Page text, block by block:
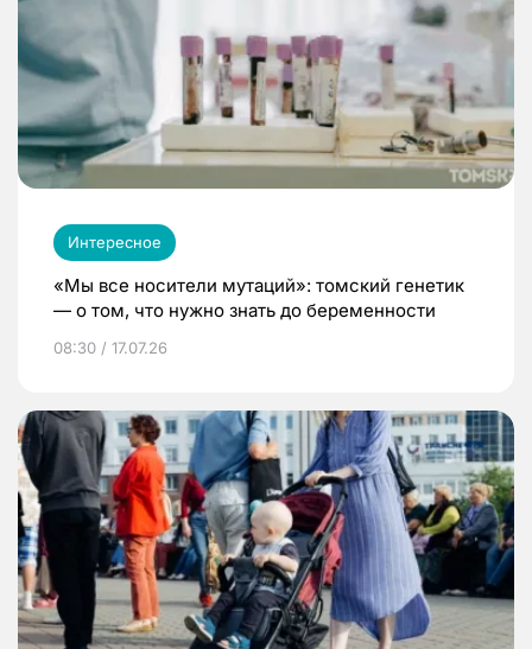
Интересное
«Мы все носители мутаций»: томский генетик
— о том, что нужно знать до беременности
08:30 / 17.07.26